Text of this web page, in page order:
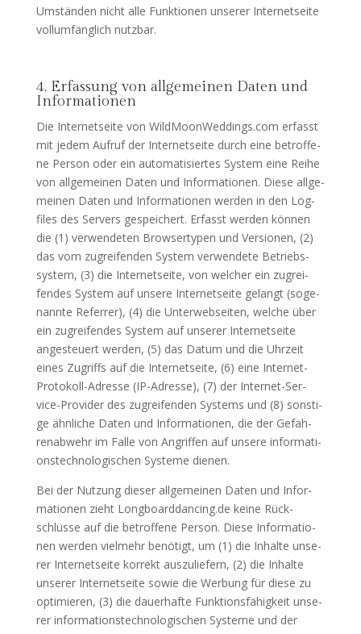
Umstän­den nicht alle Funk­tio­nen unse­rer Inter­net­sei­te
voll­um­fäng­lich nutzbar.
4. Erfassung von allgemeinen Daten und
Informationen
Die Inter­net­sei­te von WildMoonWeddings.com erfasst
mit jedem Auf­ruf der Inter­net­sei­te durch eine betrof­fe­
ne Per­son oder ein auto­ma­ti­sier­tes Sys­tem eine Rei­he
von all­ge­mei­nen Daten und Infor­ma­tio­nen. Die­se all­ge­
mei­nen Daten und Infor­ma­tio­nen wer­den in den Log­
files des Ser­vers gespei­chert. Erfasst wer­den kön­nen
die (1) ver­wen­de­ten Brow­ser­ty­pen und Ver­sio­nen, (2)
das vom zugrei­fen­den Sys­tem ver­wen­de­te Betriebs­
sys­tem, (3) die Inter­net­sei­te, von wel­cher ein zugrei­
fen­des Sys­tem auf unse­re Inter­net­sei­te gelangt (soge­
nann­te Refer­rer), (4) die Unter­web­sei­ten, wel­che über
ein zugrei­fen­des Sys­tem auf unse­rer Inter­net­sei­te
ange­steu­ert wer­den, (5) das Datum und die Uhr­zeit
eines Zugriffs auf die Inter­net­sei­te, (6) eine Inter­net-
Pro­to­koll-Adres­se (IP-Adres­se), (7) der Inter­net-Ser­
vice-Pro­vi­der des zugrei­fen­den Sys­tems und (8) sons­ti­
ge ähn­li­che Daten und Infor­ma­tio­nen, die der Gefah­
ren­ab­wehr im Fal­le von Angrif­fen auf unse­re infor­ma­ti­
ons­tech­no­lo­gi­schen Sys­te­me dienen.
Bei der Nut­zung die­ser all­ge­mei­nen Daten und Infor­
ma­tio­nen zieht Longboarddancing.de kei­ne Rück­
schlüs­se auf die betrof­fe­ne Per­son. Die­se Infor­ma­tio­
nen wer­den viel­mehr benö­tigt, um (1) die Inhal­te unse­
rer Inter­net­sei­te kor­rekt aus­zu­lie­fern, (2) die Inhal­te
unse­rer Inter­net­sei­te sowie die Wer­bung für die­se zu
opti­mie­ren, (3) die dau­er­haf­te Funk­ti­ons­fä­hig­keit unse­
rer infor­ma­ti­ons­tech­no­lo­gi­schen Sys­te­me und der